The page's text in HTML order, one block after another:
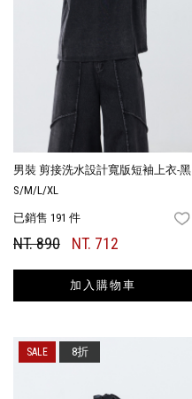
男裝 剪接洗水設計寬版短袖上衣-黑
S/M/L/XL
已銷售 191 件
NT. 890 NT. 712
加入購物車
8折